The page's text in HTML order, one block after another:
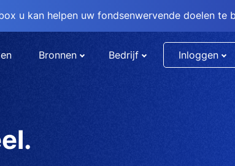
u kan helpen uw fondsenwervende doelen te
Bronnen Bedrijf Inloggen